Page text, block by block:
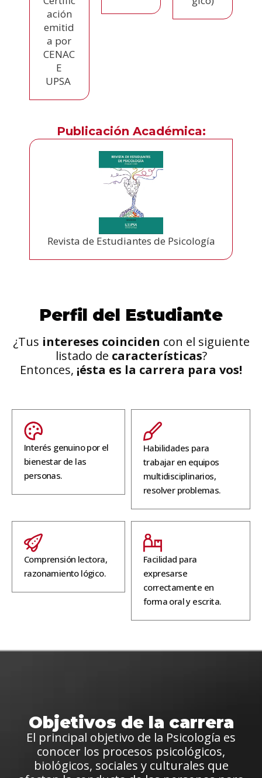
ación
emitid
a por
CENAC
E
UPSA
Publicación Académica:
Revista de Estudiantes de Psicología
Perfil del Estudiante
¿Tus intereses coinciden con el siguiente
listado de características?
Entonces, ¡ésta es la carrera para vos!
Interés genuino por el
bienestar de las
personas.
Habilidades para
trabajar en equipos
multidisciplinarios,
resolver problemas.
Comprensión lectora,
razonamiento lógico.
Facilidad para
expresarse
correctamente en
forma oral y escrita.
Objetivos de la carrera
El principal objetivo de la Psicología es
conocer los procesos psicológicos,
biológicos, sociales y culturales que